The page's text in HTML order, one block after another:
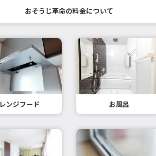
おそうじ革命の料金について
レンジフード お風呂